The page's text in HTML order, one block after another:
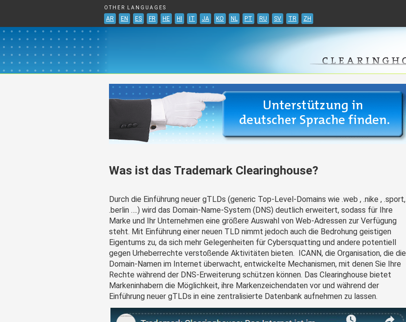
OTHER LANGUAGES
AR EN ES FR HE HI IT JA KO NL PT RU SV TR ZH
Was ist das Trademark Clearinghouse?
Durch die Einführung neuer gTLDs (generic Top-Level-Domains wie .web , .nike , .sport,
.berlin ….) wird das Domain-Name-System (DNS) deutlich erweitert, sodass für Ihre
Marke und Ihr Unternehmen eine größere Auswahl von Web-Adressen zur Verfügung
steht. Mit Einführung einer neuen TLD nimmt jedoch auch die Bedrohung geistigen
Eigentums zu, da sich mehr Gelegenheiten für Cybersquatting und andere potentiell
gegen Urheberrechte verstoßende Aktivitäten bieten. ICANN, die Organisation, die die
Domain-Namen im Internet überwacht, entwickelte Mechanismen, mit denen Sie Ihre
Rechte während der DNS-Erweiterung schützen können. Das Clearinghouse bietet
Markeninhabern die Möglichkeit, ihre Markenzeichendaten vor und während der
Einführung neuer gTLDs in eine zentralisierte Datenbank aufnehmen zu lassen.